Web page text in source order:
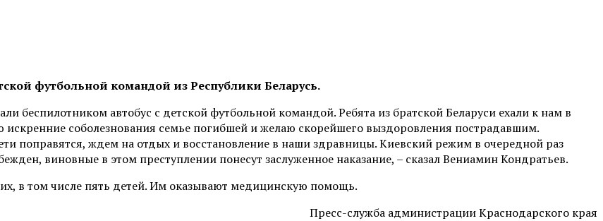
футбольной командой из Республики Беларусь.
беспилотником автобус с детской футбольной командой. Ребята из братской Беларуси ехали к нам в
соболезнования семье погибшей и желаю скорейшего выздоровления пострадавшим.
поправятся, ждем на отдых и восстановление в наши здравницы. Киевский режим в очередной раз
виновные в этом преступлении понесут заслуженное наказание, – сказал Вениамин Кондратьев.
в том числе пять детей. Им оказывают медицинскую помощь.
Пресс-служба администрации Краснодарского края